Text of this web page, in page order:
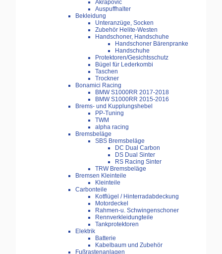
Akrapovic
Auspuffhalter
Bekleidung
Unteranzüge, Socken
Zubehör Helite-Westen
Handschoner, Handschuhe
Handschoner Bärenpranke
Handschuhe
Protektoren/Gesichtsschutz
Bügel für Lederkombi
Taschen
Trockner
Bonamici Racing
BMW S1000RR 2017-2018
BMW S1000RR 2015-2016
Brems- und Kupplungshebel
PP-Tuning
TWM
alpha racing
Bremsbeläge
SBS Bremsbeläge
DC Dual Carbon
DS Dual Sinter
RS Racing Sinter
TRW Bremsbeläge
Bremsen Kleinteile
Kleinteile
Carbonteile
Kotflügel / Hinterradabdeckung
Motordeckel
Rahmen-u. Schwingenschoner
Rennverkleidungteile
Tankprotektoren
Elektrik
Batterie
Kabelbaum und Zubehör
Fußrastenanlagen